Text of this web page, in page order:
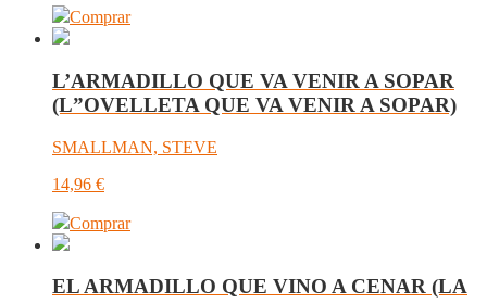
Comprar
L’ARMADILLO QUE VA VENIR A SOPAR
(L”OVELLETA QUE VA VENIR A SOPAR)
SMALLMAN, STEVE
14,96 €
Comprar
EL ARMADILLO QUE VINO A CENAR (LA